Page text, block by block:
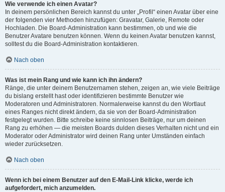
Wie verwende ich einen Avatar?
In deinem persönlichen Bereich kannst du unter „Profil“ einen Avatar über eine
der folgenden vier Methoden hinzufügen: Gravatar, Galerie, Remote oder
Hochladen. Die Board-Administration kann bestimmen, ob und wie die
Benutzer Avatare benutzen können. Wenn du keinen Avatar benutzen kannst,
solltest du die Board-Administration kontaktieren.
Nach oben
Was ist mein Rang und wie kann ich ihn ändern?
Ränge, die unter deinem Benutzernamen stehen, zeigen an, wie viele Beiträge
du bislang erstellt hast oder identifizieren bestimmte Benutzer wie
Moderatoren und Administratoren. Normalerweise kannst du den Wortlaut
eines Ranges nicht direkt ändern, da sie von der Board-Administration
festgelegt wurden. Bitte schreibe keine sinnlosen Beiträge, nur um deinen
Rang zu erhöhen — die meisten Boards dulden dieses Verhalten nicht und ein
Moderator oder Administrator wird deinen Rang unter Umständen einfach
wieder zurücksetzen.
Nach oben
Wenn ich bei einem Benutzer auf den E-Mail-Link klicke, werde ich
aufgefordert, mich anzumelden.